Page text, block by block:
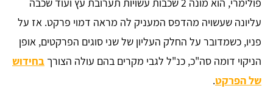
עליונה שעשויה מהדפס המעניק לה מראה דמוי פרקט. אז על
פניו, כשמדובר על החלק העליון של שני סוגים הפרקטים, אופן
הניקוי דומה סה"כ, כנ"ל לגבי מקרים בהם עולה הצורך בחידוש
של הפרקט.